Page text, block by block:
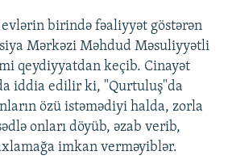
evlərin birində fəaliyyət göstərən
Mərkəzi Məhdud Məsuliyyətli
qeydiyyatdan keçib. Cinayət
iddia edilir ki, "Qurtuluş"da
özü istəmədiyi halda, zorla
onları döyüb, əzab verib,
imkan verməyiblər.